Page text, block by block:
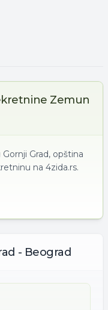
Zemun
Grad, opština
na 4zida.rs.
- Beograd